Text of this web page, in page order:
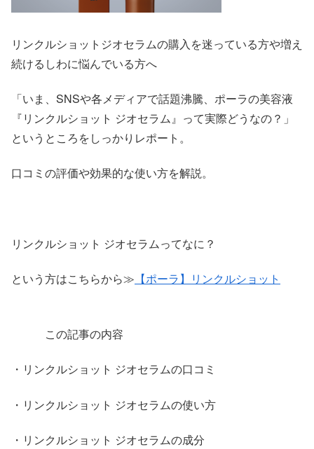
リンクルショットジオセラムの購入を迷っている方や増え
続けるしわに悩んでいる方へ
「いま、SNSや各メディアで話題沸騰、ポーラの美容液
『リンクルショット ジオセラム』って実際どうなの？」
というところをしっかりレポート。
口コミの評価や効果的な使い方を解説。
リンクルショット ジオセラムってなに？
という方はこちらから≫ 【ポーラ】リンクルショット
この記事の内容
・リンクルショット ジオセラムの口コミ
・リンクルショット ジオセラムの使い方
・リンクルショット ジオセラムの成分